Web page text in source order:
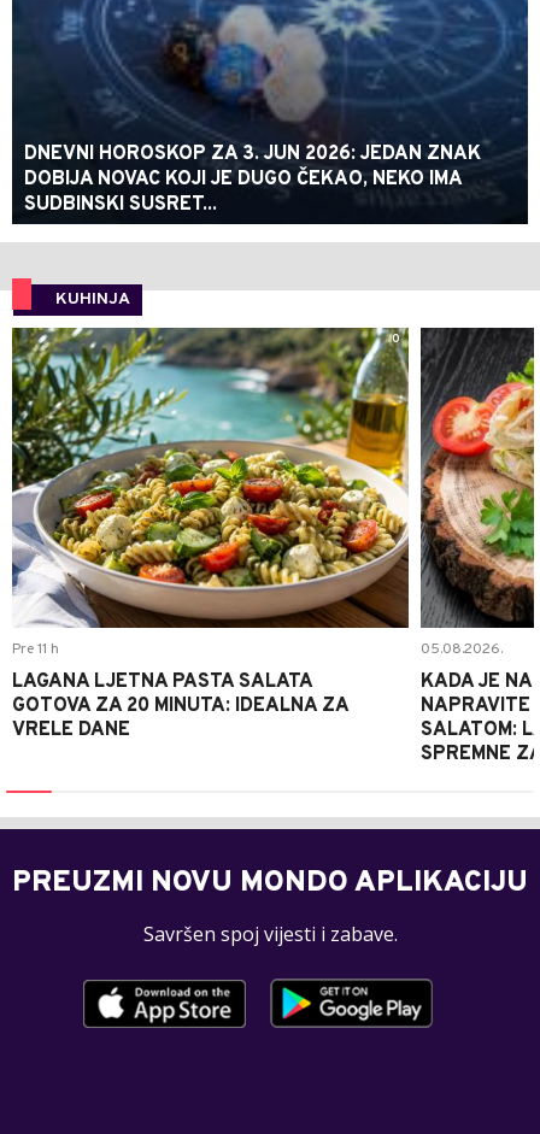
DNEVNI HOROSKOP ZA 3. JUN 2026: JEDAN ZNAK
DOBIJA NOVAC KOJI JE DUGO ČEKAO, NEKO IMA
SUDBINSKI SUSRET...
KUHINJA
0
Pre 11 h
LAGANA LJETNA PASTA SALATA
GOTOVA ZA 20 MINUTA: IDEALNA ZA
VRELE DANE
05.08.2026.
KADA JE
NAPRAVITE
SALATOM:
SPREMNE
PREUZMI NOVU MONDO APLIKACIJU
Savršen spoj vijesti i zabave.